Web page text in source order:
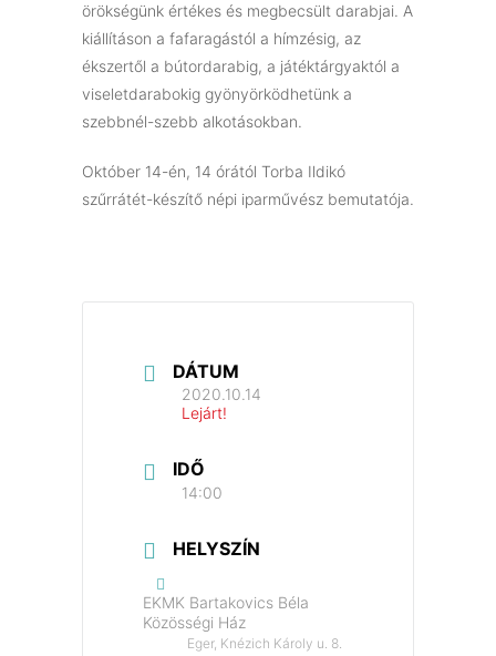
örökségünk értékes és megbecsült darabjai. A
kiállításon a fafaragástól a hímzésig, az
ékszertől a bútordarabig, a játéktárgyaktól a
viseletdarabokig gyönyörködhetünk a
szebbnél-szebb alkotásokban.
Október 14-én, 14 órától Torba Ildikó
szűrrátét-készítő népi iparművész bemutatója.
DÁTUM
2020.10.14
Lejárt!
IDŐ
14:00
HELYSZÍN
EKMK Bartakovics Béla
Közösségi Ház
Eger, Knézich Károly u. 8.